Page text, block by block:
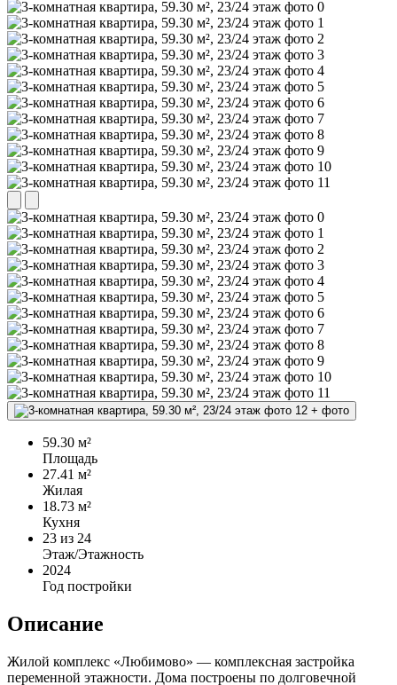
+ фото
59.30 м²
Площадь
27.41 м²
Жилая
18.73 м²
Кухня
23 из 24
Этаж/Этажность
2024
Год постройки
Описание
Жилой комплекс «Любимово» — комплексная застройка
переменной этажности. Дома построены по долговечной